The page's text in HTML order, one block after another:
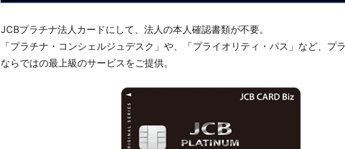
JCBプラチナ法人カードにして、法人の本人確認書類が不要。
「プラチナ・コンシェルジュデスク」や、「プライオリティ・パス」など、プ
ならではの最上級のサービスをご提供。